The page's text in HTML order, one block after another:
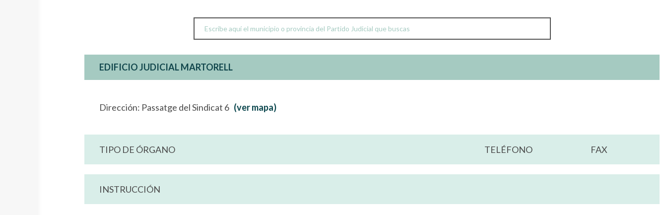
EDIFICIO JUDICIAL MARTORELL
Dirección: Passatge del Sindicat 6 (ver mapa)
TIPO DE ÓRGANO TELÉFONO FAX
INSTRUCCIÓN